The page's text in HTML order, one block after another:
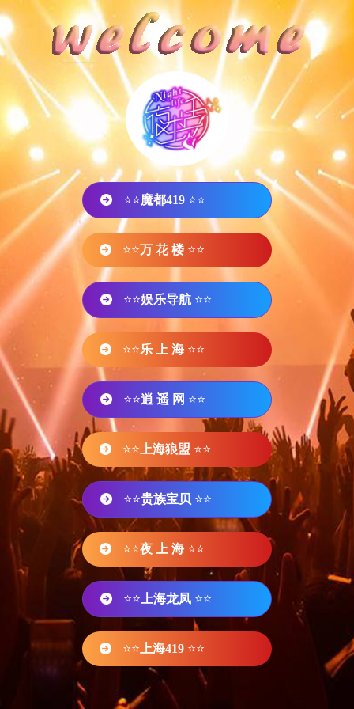
⭐⭐魔都419 ⭐⭐
⭐⭐万 花 楼 ⭐⭐
⭐⭐娱乐导航 ⭐⭐
⭐⭐乐 上 海 ⭐⭐
⭐⭐逍 遥 网 ⭐⭐
⭐⭐ 上海狼盟 ⭐⭐
⭐⭐贵族宝贝 ⭐⭐
⭐⭐夜 上 海 ⭐⭐
⭐⭐ 上海龙凤 ⭐⭐
⭐⭐ 上海419 ⭐⭐